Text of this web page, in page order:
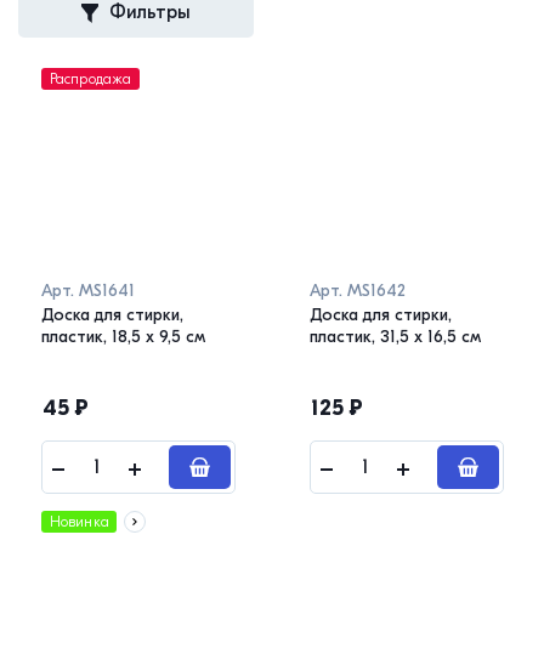
Фильтры
Распродажа
Арт. MS1641
Доска для стирки,
пластик, 18,5 х 9,5 см
45₽
Арт. MS1642
Доска для стирки,
пластик, 31,5 х 16,5 см
125₽
Новинка